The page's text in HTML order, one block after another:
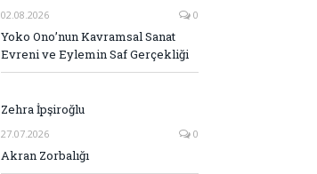
02.08.2026 0
Yoko Ono’nun Kavramsal Sanat
Evreni ve Eylemin Saf Gerçekliği
Zehra İpşiroğlu
27.07.2026 0
Akran Zorbalığı